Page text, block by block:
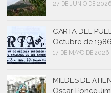
27 DE JUNIO DE 2026
CARTA DEL
Octubre de 1986
17 DE MAYO DE 2026
MIEDES DE
Oscar Ponce